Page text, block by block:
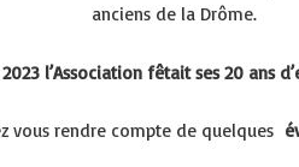
anciens de la Drôme.
2023 l’Association fêtait ses 20 ans
vous rendre compte de quelques